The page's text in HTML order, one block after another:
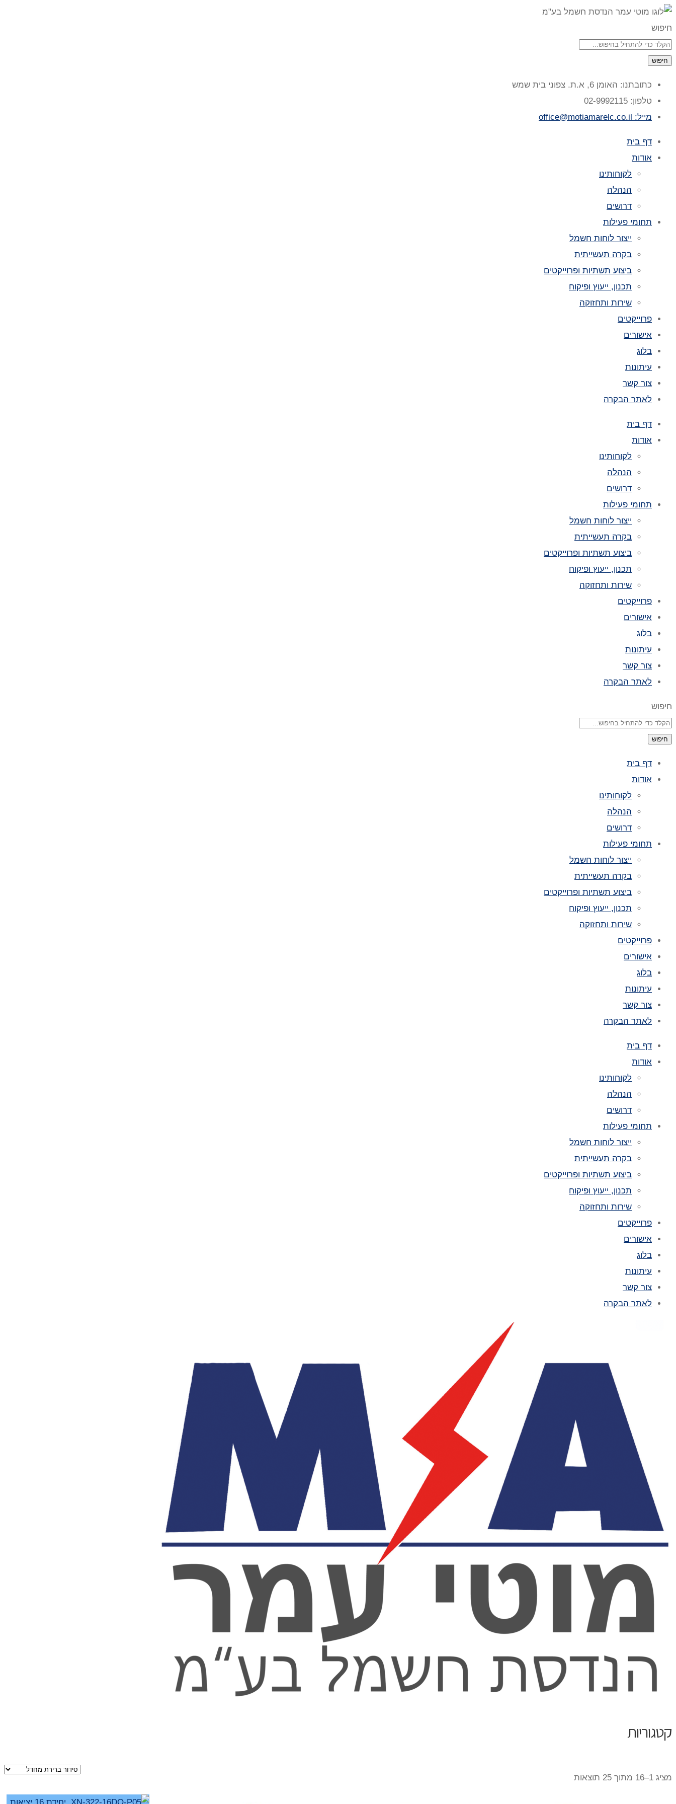
חיפוש
חיפוש
כתובתנו: האומן 6, א.ת. צפוני בית שמש
טלפון: 02-9992115
מייל: office@motiamarelc.co.il
דף בית
אודות
לקוחותינו
הנהלה
דרושים
תחומי פעילות
ייצור לוחות חשמל
בקרה תעשייתית
ביצוע תשתיות ופרוייקטים
תכנון, ייעוץ ופיקוח
שירות ותחזוקה
פרוייקטים
אישורים
בלוג
עיתונות
צור קשר
לאתר הבקרה
דף בית
אודות
לקוחותינו
הנהלה
דרושים
תחומי פעילות
ייצור לוחות חשמל
בקרה תעשייתית
ביצוע תשתיות ופרוייקטים
תכנון, ייעוץ ופיקוח
שירות ותחזוקה
פרוייקטים
אישורים
בלוג
עיתונות
צור קשר
לאתר הבקרה
חיפוש
חיפוש
דף בית
אודות
לקוחותינו
הנהלה
דרושים
תחומי פעילות
ייצור לוחות חשמל
בקרה תעשייתית
ביצוע תשתיות ופרוייקטים
תכנון, ייעוץ ופיקוח
שירות ותחזוקה
פרוייקטים
אישורים
בלוג
עיתונות
צור קשר
לאתר הבקרה
דף בית
אודות
לקוחותינו
הנהלה
דרושים
תחומי פעילות
ייצור לוחות חשמל
בקרה תעשייתית
ביצוע תשתיות ופרוייקטים
תכנון, ייעוץ ופיקוח
שירות ותחזוקה
פרוייקטים
אישורים
בלוג
עיתונות
צור קשר
לאתר הבקרה
קטגוריות
מציג 1–16 מתוך 25 תוצאות